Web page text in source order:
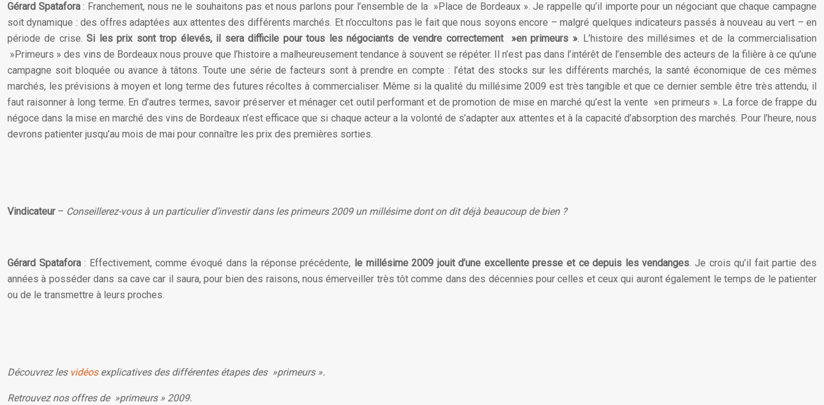
Gérard Spatafora: Franchement, nous ne le souhaitons pas et nous parlons pour l’ensemble de la »Place de Bordeaux ». Je rappelle qu’il importe pour un négociant que chaque campagne
soit dynamique : des offres adaptées aux attentes des différents marchés. Et n’occultons pas le fait que nous soyons encore – malgré quelques indicateurs passés à nouveau au vert – en
période de crise.Si les prix sont trop élevés, il sera difficile pour tous les négociants de vendre correctement »en primeurs ». L’histoire des millésimes et de la commercialisation
»Primeurs » des vins de Bordeaux nous prouve que l’histoire a malheureusement tendance à souvent se répéter. Il n’est pas dans l’intérêt de l’ensemble des acteurs de la filière à ce qu’une
campagne soit bloquée ou avance à tâtons. Toute une série de facteurs sont à prendre en compte : l’état des stocks sur les différents marchés, la santé économique de ces mêmes
marchés, les prévisions à moyen et long terme des futures récoltes à commercialiser. Même si la qualité du millésime 2009 est très tangible et que ce dernier semble être très attendu, il
faut raisonner à long terme. En d’autres termes, savoir préserver et ménager cet outil performant et de promotion de mise en marché qu’est la vente »en primeurs ». La force de frappe du
négoce dans la mise en marché des vins de Bordeaux n’est efficace que si chaque acteur a la volonté de s’adapter aux attentes et à la capacité d’absorption des marchés. Pour l’heure, nous
devrons patienter jusqu’au mois de mai pour connaître les prix des premières sorties.
Vindicateur– Conseillerez-vous à un particulier d’investir dans les primeurs 2009 un millésime dont on dit déjà beaucoup de bien ?
Gérard Spatafora: Effectivement, comme évoqué dans la réponse précédente, le millésime 2009 jouit d’une excellente presse et ce depuis les vendanges. Je crois qu’il fait partie des
années à posséder dans sa cave car il saura, pour bien des raisons, nous émerveiller très tôt comme dans des décennies pour celles et ceux qui auront également le temps de le patienter
ou de le transmettre à leurs proches.
Découvrez les vidéosexplicatives des différentes étapes des »primeurs ».
Retrouvez nos offres de »primeurs » 2009.